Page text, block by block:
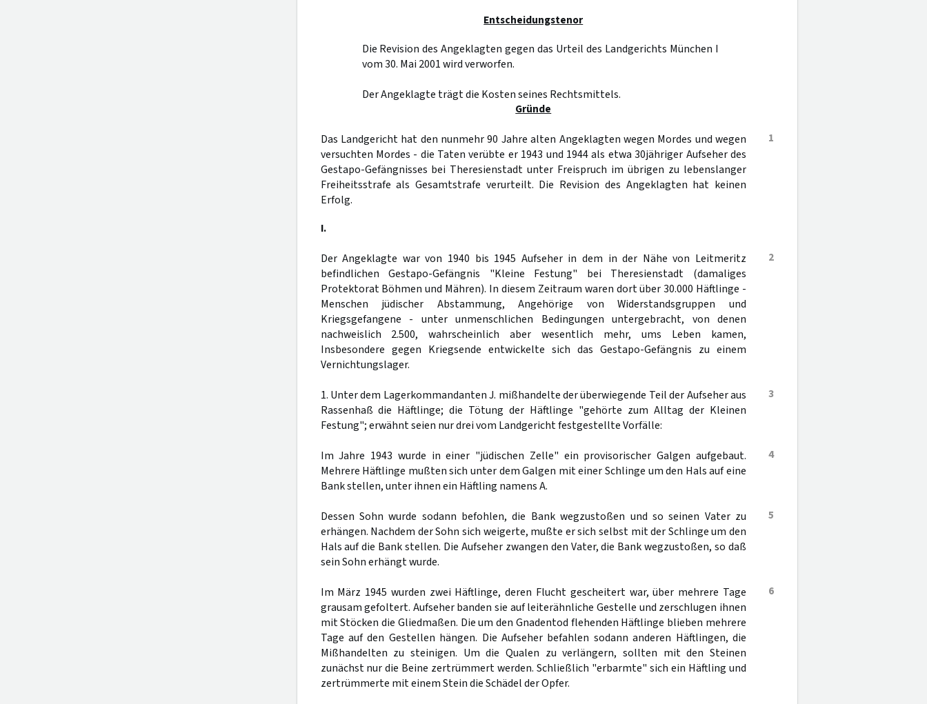
Entscheidungstenor
Die Revision des Angeklagten gegen das Urteil des Landgerichts München I
vom 30. Mai 2001 wird verworfen.
Der Angeklagte trägt die Kosten seines Rechtsmittels.
Gründe
1
Das Landgericht hat den nunmehr 90 Jahre alten Angeklagten wegen Mordes und wegen
versuchten Mordes - die Taten verübte er 1943 und 1944 als etwa 30jähriger Aufseher des
Gestapo-Gefängnisses bei Theresienstadt unter Freispruch im übrigen zu lebenslanger
Freiheitsstrafe als Gesamtstrafe verurteilt. Die Revision des Angeklagten hat keinen
Erfolg.
I.
2
Der Angeklagte war von 1940 bis 1945 Aufseher in dem in der Nähe von Leitmeritz
befindlichen Gestapo-Gefängnis "Kleine Festung" bei Theresienstadt (damaliges
Protektorat Böhmen und Mähren). In diesem Zeitraum waren dort über 30.000 Häftlinge -
Menschen jüdischer Abstammung, Angehörige von Widerstandsgruppen und
Kriegsgefangene - unter unmenschlichen Bedingungen untergebracht, von denen
nachweislich 2.500, wahrscheinlich aber wesentlich mehr, ums Leben kamen,
Insbesondere gegen Kriegsende entwickelte sich das Gestapo-Gefängnis zu einem
Vernichtungslager.
3
1. Unter dem Lagerkommandanten J. mißhandelte der überwiegende Teil der Aufseher aus
Rassenhaß die Häftlinge; die Tötung der Häftlinge "gehörte zum Alltag der Kleinen
Festung"; erwähnt seien nur drei vom Landgericht festgestellte Vorfälle:
4
Im Jahre 1943 wurde in einer "jüdischen Zelle" ein provisorischer Galgen aufgebaut.
Mehrere Häftlinge mußten sich unter dem Galgen mit einer Schlinge um den Hals auf eine
Bank stellen, unter ihnen ein Häftling namens A.
5
Dessen Sohn wurde sodann befohlen, die Bank wegzustoßen und so seinen Vater zu
erhängen. Nachdem der Sohn sich weigerte, mußte er sich selbst mit der Schlinge um den
Hals auf die Bank stellen. Die Aufseher zwangen den Vater, die Bank wegzustoßen, so daß
sein Sohn erhängt wurde.
6
Im März 1945 wurden zwei Häftlinge, deren Flucht gescheitert war, über mehrere Tage
grausam gefoltert. Aufseher banden sie auf leiterähnliche Gestelle und zerschlugen ihnen
mit Stöcken die Gliedmaßen. Die um den Gnadentod flehenden Häftlinge blieben mehrere
Tage auf den Gestellen hängen. Die Aufseher befahlen sodann anderen Häftlingen, die
Mißhandelten zu steinigen. Um die Qualen zu verlängern, sollten mit den Steinen
zunächst nur die Beine zertrümmert werden. Schließlich "erbarmte" sich ein Häftling und
zertrümmerte mit einem Stein die Schädel der Opfer.